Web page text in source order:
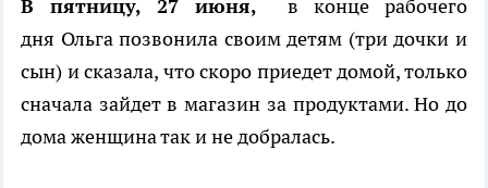
В пятницу, 27 июня, в конце рабочего
дня Ольга позвонила своим детям (три дочки и
сын) и сказала, что скоро приедет домой, только
сначала зайдет в магазин за продуктами. Но до
дома женщина так и не добралась.